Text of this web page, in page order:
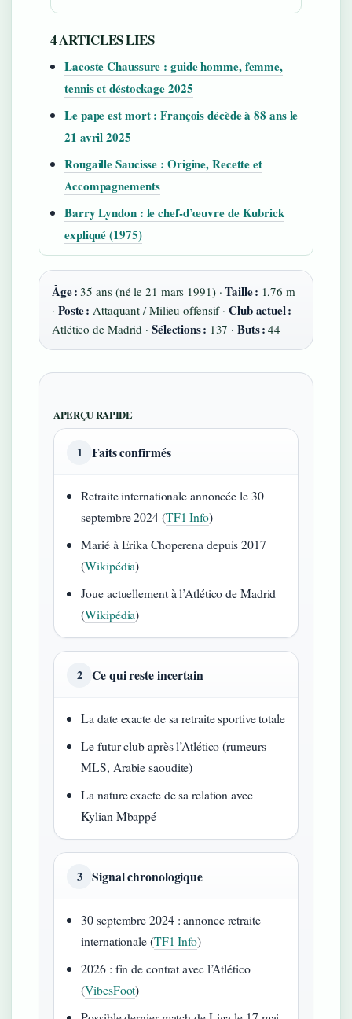
4 ARTICLES LIES
Lacoste Chaussure : guide homme, femme,
tennis et déstockage 2025
Le pape est mort : François décède à 88 ans le
21 avril 2025
Rougaille Saucisse : Origine, Recette et
Accompagnements
Barry Lyndon : le chef-d’œuvre de Kubrick
expliqué (1975)
Âge : 35 ans (né le 21 mars 1991) ·Taille : 1,76 m
· Poste : Attaquant / Milieu offensif ·Club actuel :
Atlético de Madrid · Sélections : 137 ·Buts : 44
APERÇU RAPIDE
1 Faits confirmés
Retraite internationale annoncée le 30
septembre 2024 (TF1 Info)
Marié à Erika Choperena depuis 2017
(Wikipédia)
Joue actuellement à l’Atlético de Madrid
(Wikipédia)
2 Ce qui reste incertain
La date exacte de sa retraite sportive totale
Le futur club après l’Atlético (rumeurs
MLS, Arabie saoudite)
La nature exacte de sa relation avec
Kylian Mbappé
3 Signal chronologique
30 septembre 2024 : annonce retraite
internationale (TF1 Info)
2026 : fin de contrat avec l’Atlético
(VibesFoot)